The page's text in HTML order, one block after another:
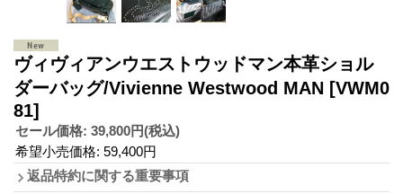
ヴィヴィアンウエストウッドマン本革ショル
ダーバッグ/Vivienne Westwood MAN [VWM0
81]
セール価格: 39,800円(税込)
希望小売価格: 59,400円
返品特約に関する重要事項